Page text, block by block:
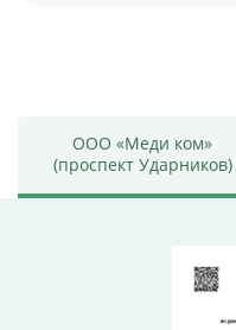
ООО «Меди ком»
(проспект Ударников)